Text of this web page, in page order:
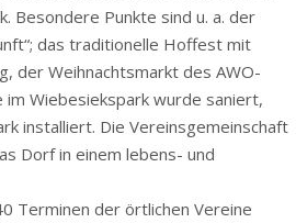
Besondere Punkte sind u. a. der
das traditionelle Hoffest mit
der Weihnachtsmarkt des AWO-
Wiebesiekspark wurde saniert,
installiert. Die Vereinsgemeinschaft
Dorf in einem lebens- und
Terminen der örtlichen Vereine